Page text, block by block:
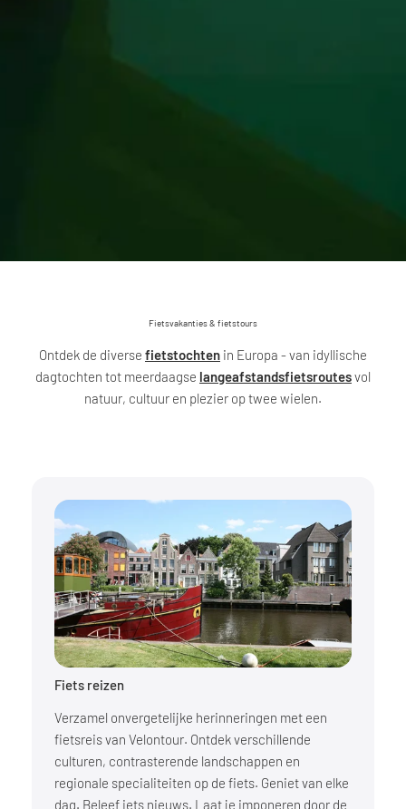
Fietsvakanties & fietstours
Ontdek de diverse fietstochten in Europa - van idyllische
dagtochten tot meerdaagse langeafstandsfietsroutesvol
natuur, cultuur en plezier op twee wielen.
Fiets reizen
Verzamel onvergetelijke herinneringen met een
fietsreis van Velontour. Ontdek verschillende
culturen, contrasterende landschappen en
regionale specialiteiten op de fiets. Geniet van elke
dag. Beleef iets nieuws. Laat je imponeren door de